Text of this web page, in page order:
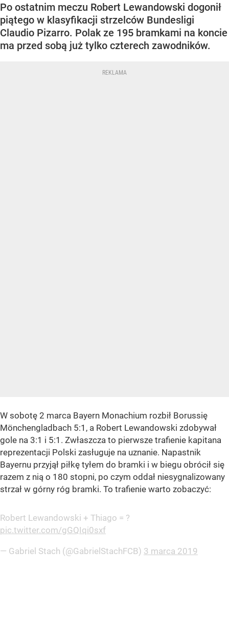
Po ostatnim meczu Robert Lewandowski dogonił
piątego w klasyfikacji strzelców Bundesligi
Claudio Pizarro. Polak ze 195 bramkami na koncie
ma przed sobą już tylko czterech zawodników.
W sobotę 2 marca Bayern Monachium rozbił Borussię
Mönchengladbach 5:1, a Robert Lewandowski zdobywał
gole na 3:1 i 5:1. Zwłaszcza to pierwsze trafienie kapitana
reprezentacji Polski zasługuje na uznanie. Napastnik
Bayernu przyjął piłkę tyłem do bramki i w biegu obrócił się
razem z nią o 180 stopni, po czym oddał niesygnalizowany
strzał w górny róg bramki. To trafienie warto zobaczyć:
Robert Lewandowski + Thiago = ?
pic.twitter.com/gGQIqi0sxf
— Gabriel Stach (@GabrielStachFCB) 3 marca 2019